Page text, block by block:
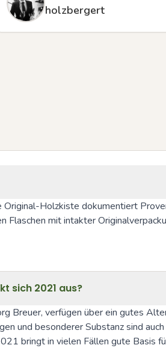
holzbergert
Holzkiste dokumentiert
mit intakter
sich 2021 aus?
Breuer, verfügen über ein gutes
und besonderer Substanz sind
bringt in vielen Fällen gute Basis